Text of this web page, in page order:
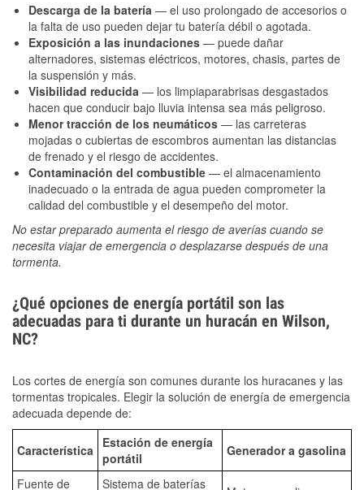
Descarga de la batería — el uso prolongado de accesorios o
la falta de uso pueden dejar tu batería débil o agotada.
Exposición a las inundaciones — puede dañar
alternadores, sistemas eléctricos, motores, chasis, partes de
la suspensión y más.
Visibilidad reducida — los limpiaparabrisas desgastados
hacen que conducir bajo lluvia intensa sea más peligroso.
Menor tracción de los neumáticos — las carreteras
mojadas o cubiertas de escombros aumentan las distancias
de frenado y el riesgo de accidentes.
Contaminación del combustible — el almacenamiento
inadecuado o la entrada de agua pueden comprometer la
calidad del combustible y el desempeño del motor.
No estar preparado aumenta el riesgo de averías cuando se
necesita viajar de emergencia o desplazarse después de una
tormenta.
¿Qué opciones de energía portátil son las
adecuadas para ti durante un huracán en Wilson,
NC?
Los cortes de energía son comunes durante los huracanes y las
tormentas tropicales. Elegir la solución de energía de emergencia
adecuada depende de:
Característica
Estación de energía
portátil
Generador a gasolina
Fuente de Sistema de baterías